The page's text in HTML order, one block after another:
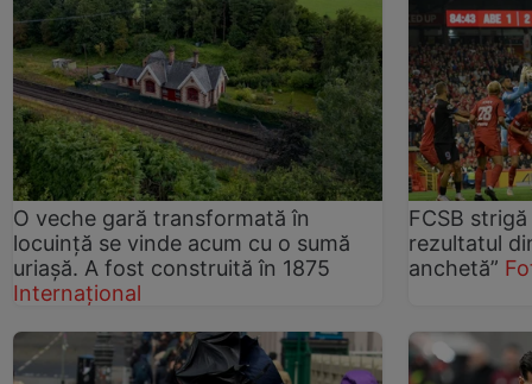
O veche gară transformată în
locuință se vinde acum cu o sumă
uriașă. A fost construită în 1875
Internațional
FCSB
rezultatul
anchetă”